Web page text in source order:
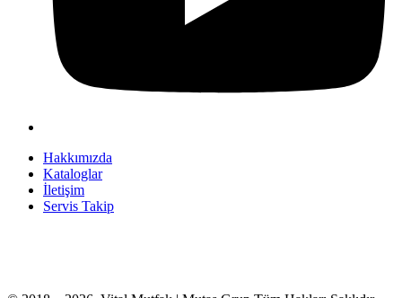
Hakkımızda
Kataloglar
İletişim
Servis Takip